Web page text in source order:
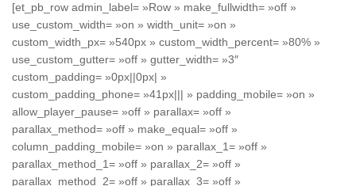
[et_pb_row admin_label= »Row » make_fullwidth= »off »
use_custom_width= »on » width_unit= »on »
custom_width_px= »540px » custom_width_percent= »80% »
use_custom_gutter= »off » gutter_width= »3″
custom_padding= »0px||0px| »
custom_padding_phone= »41px||| » padding_mobile= »on »
allow_player_pause= »off » parallax= »off »
parallax_method= »off » make_equal= »off »
column_padding_mobile= »on » parallax_1= »off »
parallax_method_1= »off » parallax_2= »off »
parallax_method_2= »off » parallax_3= »off »